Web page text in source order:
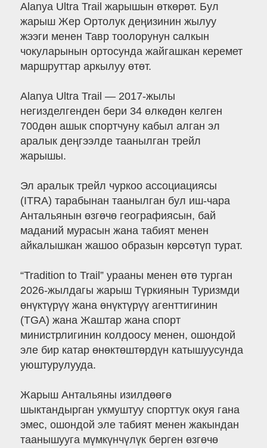
Alanya Ultra Trail жарышын өткөрөт. Бул
жарыш Жер Ортолук деңизинин жылуу
жээги менен Тавр тоолорунун салкын
чокуларынын ортосунда жайгашкан керемет
маршруттар аркылуу өтөт.
Alanya Ultra Trail — 2017-жылы
негизделгенден бери 34 өлкөдөн келген
700дөн ашык спортчуну кабыл алган эл
аралык деңгээлде таанылган трейл
жарышы.
Эл аралык трейл чуркоо ассоциациясы
(ITRA) тарабынан таанылган бул иш-чара
Антальянын өзгөчө географиясын, бай
маданий мурасын жана табият менен
айкалышкан жашоо образын көрсөтүп турат.
“Tradition to Trail” урааны менен өтө турган
2026-жылдагы жарыш Түркиянын Туризмди
өнүктүрүү жана өнүктүрүү агенттигинин
(TGA) жана Жаштар жана спорт
министрлигинин колдоосу менен, ошондой
эле бир катар өнөктөштөрдүн катышуусунда
уюштурулууда.
Жарыш Антальяны изилдөөгө
шыктандырган укмуштуу спорттук окуя гана
эмес, ошондой эле табият менен жакындан
таанышууга мүмкүнчүлүк берген өзгөчө